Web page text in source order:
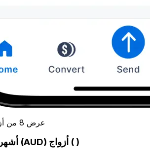
عرض 8 من أزواج العملات الشائعة
أشهر الدولار الأسترالي (AUD) أزواج ( )